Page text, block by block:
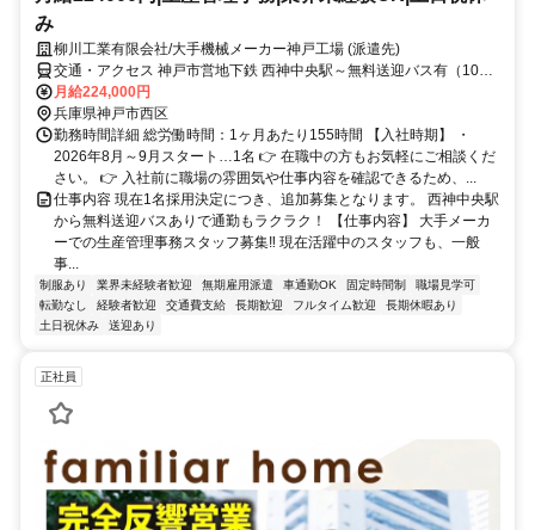
み
柳川工業有限会社/大手機械メーカー神戸工場 (派遣先)
交通・アクセス 神戸市営地下鉄 西神中央駅～無料送迎バス有（10
分）、車通勤は応相談
月給224,000円
兵庫県神戸市西区
勤務時間詳細 総労働時間：1ヶ月あたり155時間 【入社時期】 ・
2026年8月～9月スタート…1名 👉 在職中の方もお気軽にご相談くだ
さい。 👉 入社前に職場の雰囲気や仕事内容を確認できるため、...
仕事内容 現在1名採用決定につき、追加募集となります。 西神中央駅
から無料送迎バスありで通勤もラクラク！ 【仕事内容】 大手メーカ
ーでの生産管理事務スタッフ募集‼ 現在活躍中のスタッフも、一般
事...
制服あり 業界未経験者歓迎 無期雇用派遣 車通勤OK 固定時間制
職場見学可
転勤なし
経験者歓迎 交通費支給 長期歓迎 フルタイム歓迎
長期休暇あり
土日祝休み
送迎あり
正社員